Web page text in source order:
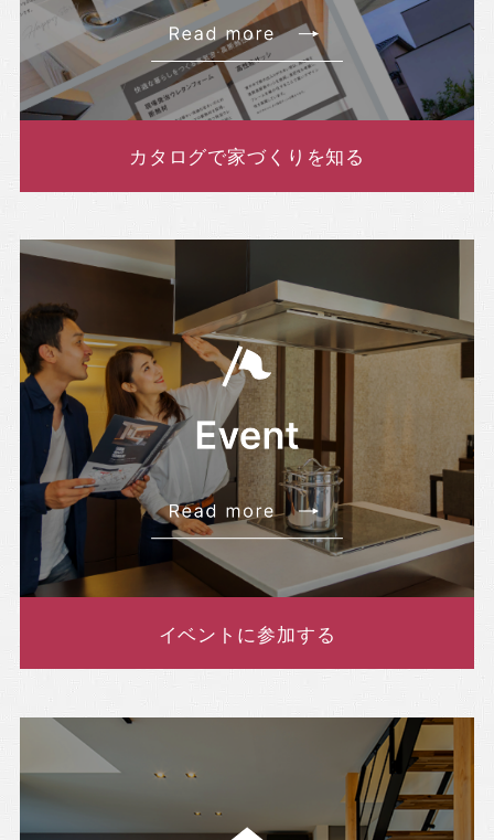
・2022年7月(4記事)
・2022年6月(5記事)
・2022年5月(2記事)
・2022年3月(1記事)
カタログで家づくりを知る
イベントに参加する